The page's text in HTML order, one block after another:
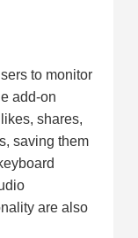
to monitor
add-on
shares,
saving them
are also